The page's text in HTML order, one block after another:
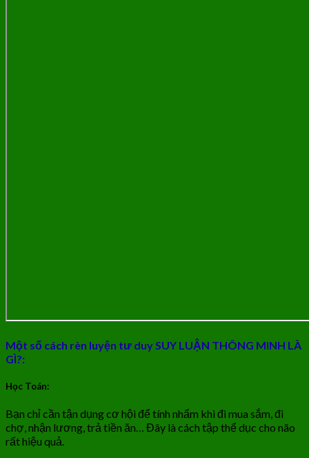
Một số cách rèn luyện tư duy SUY LUẬN THÔNG MINH LÀ
GÌ?:
Học Toán:
Bạn chỉ cần tận dụng cơ hội để tính nhẩm khi đi mua sắm, đi
chợ, nhận lương, trả tiền ăn… Đây là cách tập thể dục cho não
rất hiệu quả.